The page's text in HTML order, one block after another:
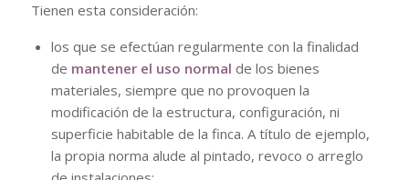
Tienen esta consideración:
los que se efectúan regularmente con la finalidad
de mantener el uso normal de los bienes
materiales, siempre que no provoquen la
modificación de la estructura, configuración, ni
superficie habitable de la finca. A título de ejemplo,
la propia norma alude al pintado, revoco o arreglo